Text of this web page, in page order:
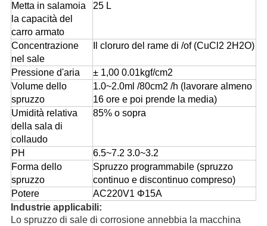
Metta in salamoia
la capacità del
carro armato
25 L
Concentrazione
nel sale
Il cloruro del rame di /of (CuCl2 2H2O)
Pressione d'aria
± 1,00 0.01kgf/cm2
Volume dello
spruzzo
1.0~2.0ml /80cm2 /h (lavorare almeno
16 ore e poi prende la media)
Umidità relativa
della sala di
collaudo
85% o sopra
PH
6.5~7.2 3.0~3.2
Forma dello
spruzzo
Spruzzo programmabile (spruzzo
continuo e discontinuo compreso)
Potere
AC220V1 Φ15A
Industrie applicabili:
Lo spruzzo di sale di corrosione annebbia la macchina